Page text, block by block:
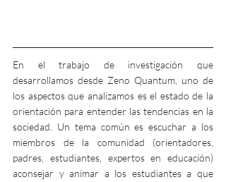
En el trabajo de investigación que
desarrollamos desde Zeno Quantum, uno de
los aspectos que analizamos es el estado de la
orientación para entender las tendencias en la
sociedad. Un tema común es escuchar a los
miembros de la comunidad (orientadores,
padres, estudiantes, expertos en educación)
aconsejar y animar a los estudiantes a que